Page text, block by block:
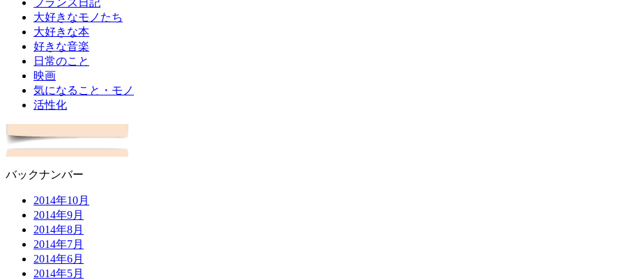
大好きなモノたち
大好きな本
好きな音楽
日常のこと
映画
気になること・モノ
活性化
バックナンバー
2014年10月
2014年9月
2014年8月
2014年7月
2014年6月
2014年5月